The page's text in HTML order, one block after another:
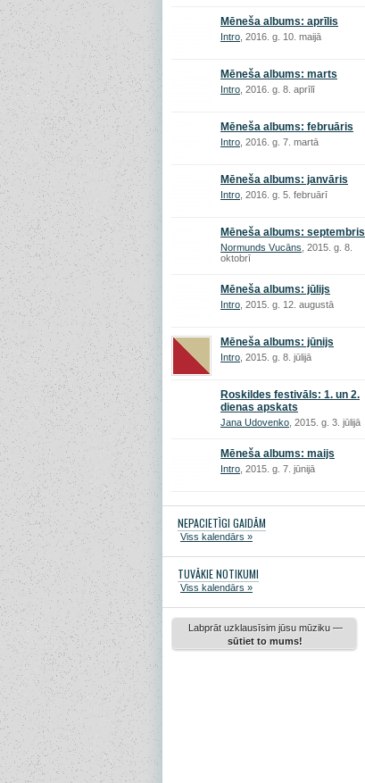
Mēneša albums: aprīlis
Intro , 2016. g. 10. maijā
Mēneša albums: marts
Intro , 2016. g. 8. aprīlī
Mēneša albums: februāris
Intro , 2016. g. 7. martā
Mēneša albums: janvāris
Intro , 2016. g. 5. februārī
Mēneša albums: septembris
Normunds Vucāns , 2015. g. 8.
oktobrī
Mēneša albums: jūlijs
Intro , 2015. g. 12. augustā
Mēneša albums: jūnijs
Intro , 2015. g. 8. jūlijā
Roskildes festivāls: 1. un 2.
dienas apskats
Jana Udovenko , 2015. g. 3. jūlijā
Mēneša albums: maijs
Intro , 2015. g. 7. jūnijā
NEPACIETĪGI GAIDĀM
Viss kalendārs »
TUVĀKIE NOTIKUMI
Viss kalendārs »
Labprāt uzklausīsim jūsu mūziku —
sūtiet to mums!